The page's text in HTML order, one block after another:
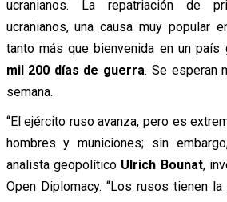
ucranianos. La repatriación de
ucranianos, una causa muy popular
tanto más que bienvenida en un país
mil 200 días de guerra. Se esperan
semana.
“El ejército ruso avanza, pero es
hombres y municiones; sin
analista geopolítico Ulrich Bounat,
Open Diplomacy. “Los rusos tienen la